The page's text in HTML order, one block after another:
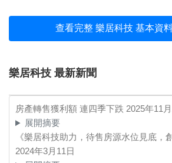
查看完整 樂居科技 基本資
樂居科技 最新新聞
房產轉售獲利額 連四季下跌 2025年11
展開摘要
《樂居科技助力，待售房源水位見底，
2024年3月11日